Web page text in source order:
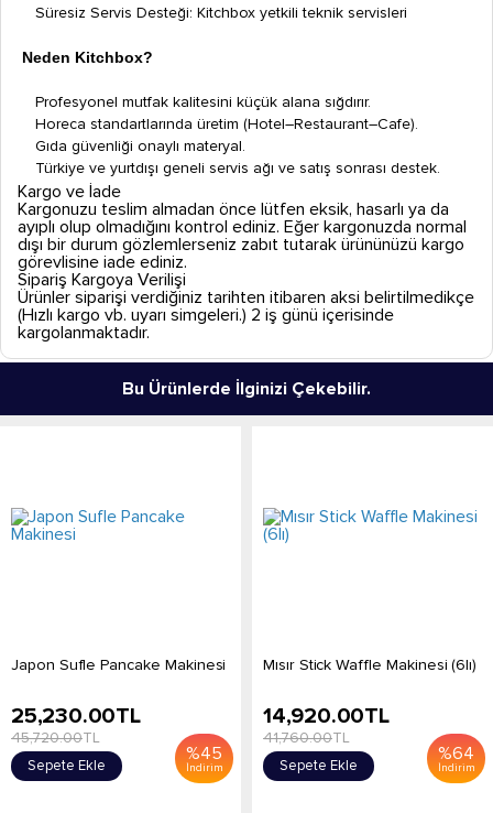
Süresiz Servis Desteği: Kitchbox yetkili teknik servisleri
Neden Kitchbox?
Profesyonel mutfak kalitesini küçük alana sığdırır.
Horeca standartlarında üretim (Hotel–Restaurant–Cafe).
Gıda güvenliği onaylı materyal.
Türkiye ve yurtdışı geneli servis ağı ve satış sonrası destek.
Kargo ve İade
Kargonuzu teslim almadan önce lütfen eksik, hasarlı ya da
ayıplı olup olmadığını kontrol ediniz. Eğer kargonuzda normal
dışı bir durum gözlemlerseniz zabıt tutarak ürününüzü kargo
görevlisine iade ediniz.
Sipariş Kargoya Verilişi
Ürünler siparişi verdiğiniz tarihten itibaren aksi belirtilmedikçe
(Hızlı kargo vb. uyarı simgeleri.) 2 iş günü içerisinde
kargolanmaktadır.
Bu Ürünlerde İlginizi Çekebilir.
Japon Sufle Pancake Makinesi
%45
İndirim
25,230.00TL
45,720.00TL
Sepete Ekle
Mısır Stick Waffle Makinesi (6lı)
%64
İndirim
14,920.00TL
41,760.00TL
Sepete Ekle